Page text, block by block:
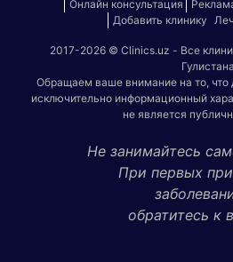
Онлайн консультация
Добавить клинику
2017-2026 © Clinics.uz - Все
Гулистана
Обращаем ваше внимание на то, что
исключительно информационный
не является
Не занимайтесь
При первых
обратитесь к